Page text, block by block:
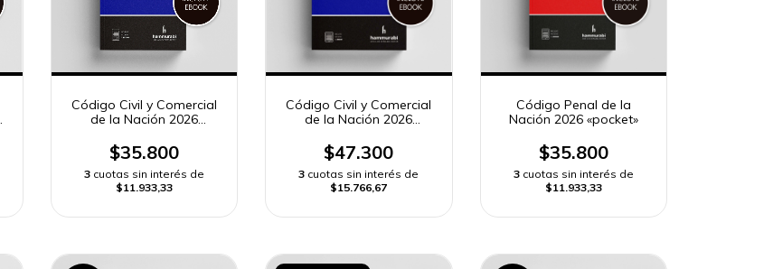
Código Civil y Comercial
de la Nación 2026
$35.800
3 cuotas sin interés de
$11.933,33
Código Civil y Comercial
de la Nación 2026
$47.300
3 cuotas sin interés de
$15.766,67
Código Penal de la
Nación 2026 «pocket»
$35.800
3 cuotas sin interés de
$11.933,33